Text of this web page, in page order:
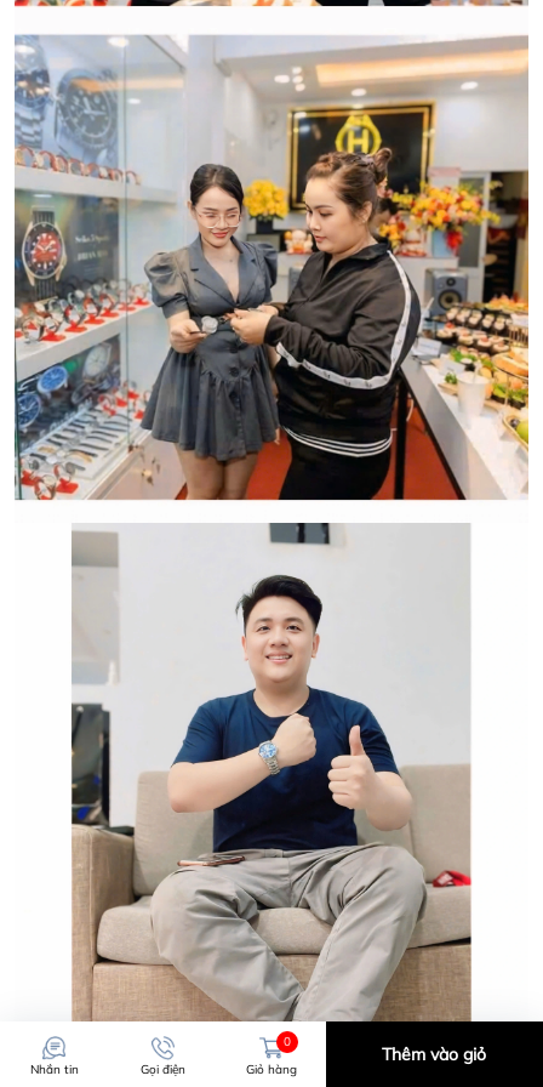
CẢM ƠN QUÝ KHÁCH ĐÃ TIN TƯỞNG VÀ ỦNG HỘ
HWATCH CHUYÊN NHẬP KHẨU và PHÂN PHỐI CÁC
LOẠI ĐỒNG HỒ CHÍNH HÃNG.
CẢM ƠN QUÝ KHÁCH ĐÃ TIN TƯỞNG VÀ ỦNG HỘ
HWATCH CHUYÊN NHẬP KHẨU và PHÂN PHỐI CÁC
LOẠI ĐỒNG HỒ CHÍNH HÃNG.
Nhắn tin Gọi điện
0
Giỏ hàng
Thêm vào giỏ